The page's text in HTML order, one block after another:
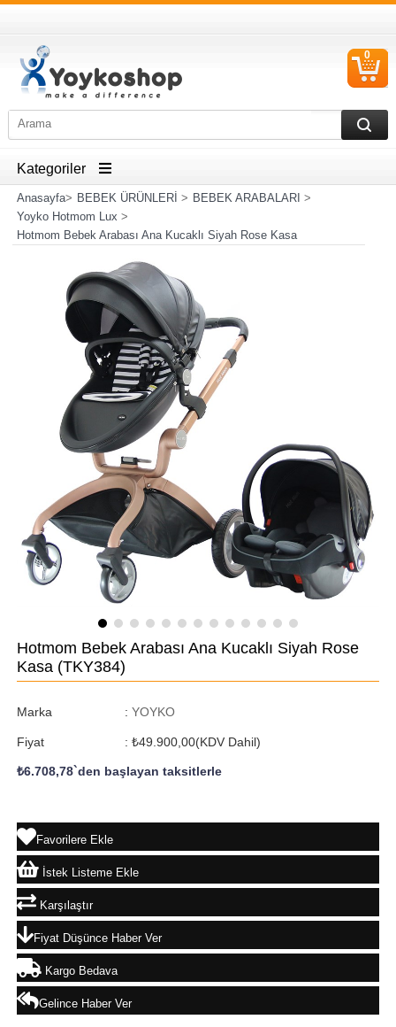
0
Kategoriler
Anasayfa> BEBEK ÜRÜNLERİ > BEBEK ARABALARI >
Yoyko Hotmom Lux >
Hotmom Bebek Arabası Ana Kucaklı Siyah Rose Kasa
Hotmom Bebek Arabası Ana Kucaklı Siyah Rose
Kasa (TKY384)
Marka : YOYKO
Fiyat : ₺49.900,00(KDV Dahil)
₺6.708,78`den başlayan taksitlerle
Favorilere Ekle
İstek Listeme Ekle
Karşılaştır
Fiyat Düşünce Haber Ver
Kargo Bedava
Gelince Haber Ver